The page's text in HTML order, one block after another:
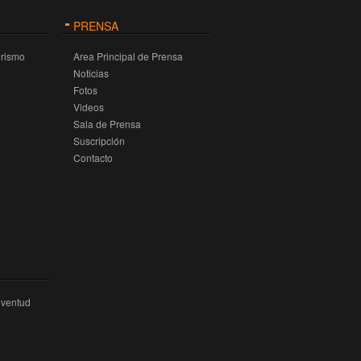
PRENSA
Area Principal de Prensa
Noticias
Fotos
Videos
Sala de Prensa
Suscripción
Contacto